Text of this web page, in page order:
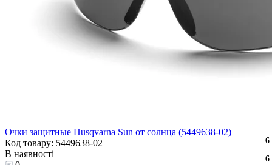
Очки защитные Husqvarna Sun от солнца (5449638-02)
Код товару: 5449638-02
В наявності
6
6
6
6
6
6
6
6
6
6
6
6